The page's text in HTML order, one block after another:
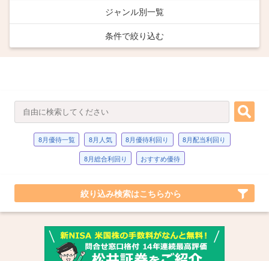
ジャンル別一覧
条件で絞り込む
8月優待一覧 8月人気 8月優待利回り
8月配当利回り
8月総合利回り
おすすめ優待
絞り込み検索はこちらから